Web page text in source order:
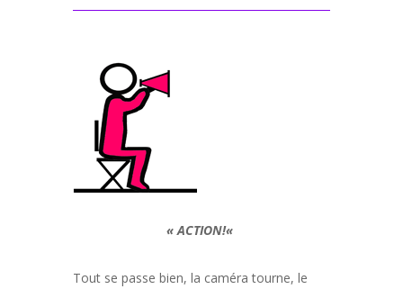
«ACTION!«
Tout se passe bien, la caméra tourne, le